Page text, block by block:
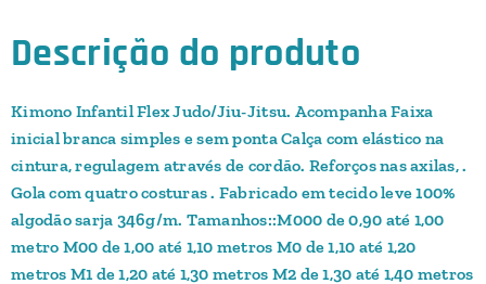
Descrição do produto
Kimono Infantil Flex Judo/Jiu-Jitsu. Acompanha Faixa
inicial branca simples e sem ponta Calça com elástico na
cintura, regulagem através de cordão. Reforços nas axilas, .
Gola com quatro costuras . Fabricado em tecido leve 100%
algodão sarja 346g/m. Tamanhos::M000 de 0,90 até 1,00
metro M00 de 1,00 até 1,10 metros M0 de 1,10 até 1,20
metros M1 de 1,20 até 1,30 metros M2 de 1,30 até 1,40 metros